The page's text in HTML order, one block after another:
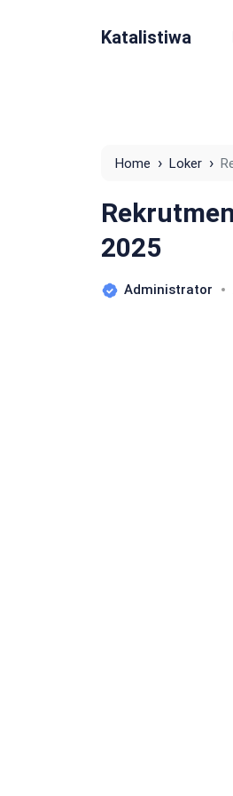
Katalistiwa
Home › Loker ›
2025
Administrator